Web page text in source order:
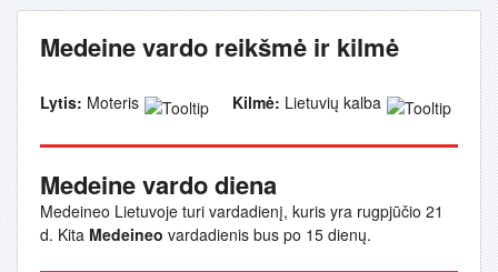
Medeine vardo reikšmė ir kilmė
Lytis: Moteris Kilmė: Lietuvių kalba
Medeine vardo diena
Medeineo Lietuvoje turi vardadienį, kuris yra rugpjūčio 21
d. Kita Medeineo vardadienis bus po 15 dienų.